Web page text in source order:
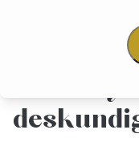
Neem